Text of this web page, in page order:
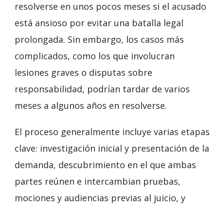
resolverse en unos pocos meses si el acusado
está ansioso por evitar una batalla legal
prolongada. Sin embargo, los casos más
complicados, como los que involucran
lesiones graves o disputas sobre
responsabilidad, podrían tardar de varios
meses a algunos años en resolverse.
El proceso generalmente incluye varias etapas
clave: investigación inicial y presentación de la
demanda, descubrimiento en el que ambas
partes reúnen e intercambian pruebas,
mociones y audiencias previas al juicio, y